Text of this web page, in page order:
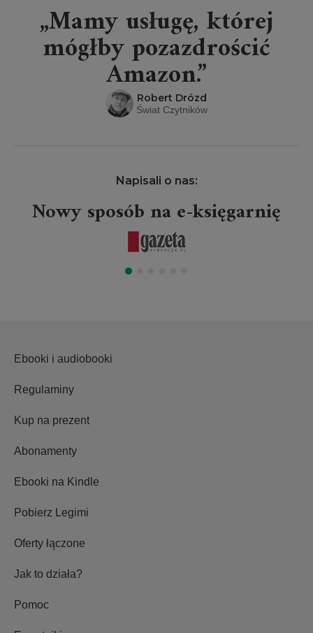
„Mamy usługę, której
mógłby pozazdrościć
Amazon.”
Robert Drózd
Świat Czytników
Napisali o nas:
Nowy sposób na e-księgarnię
Ebooki i audiobooki
Regulaminy
Kup na prezent
Abonamenty
Ebooki na Kindle
Pobierz Legimi
Oferty łączone
Jak to działa?
Pomoc